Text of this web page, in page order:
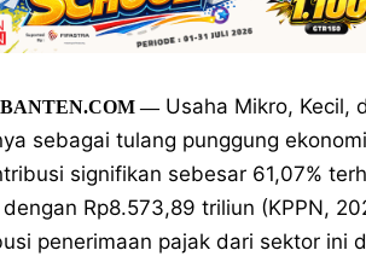
—Usaha Mikro, Kecil,
sebagai tulang punggung
signifikan sebesar 61,07%
Rp8.573,89 triliun (KPPN,
penerimaan pajak dari sektor ini